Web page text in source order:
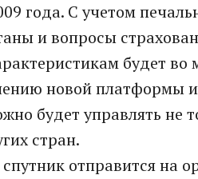
года. С учетом
и вопросы
будет во
новой платформы
будет управлять не
стран.
отправится на